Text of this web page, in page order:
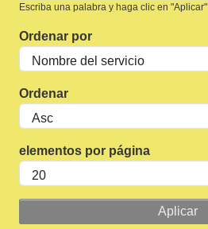
Escriba una palabra y haga clic en "Aplicar"
Ordenar por
Ordenar
elementos por página